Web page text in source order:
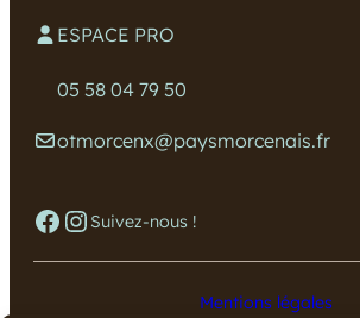
ESPACE PRO
05 58 04 79 50
otmorcenx@paysmorcenais.fr
Facebook Instagram Suivez-nous !
Mentions légales